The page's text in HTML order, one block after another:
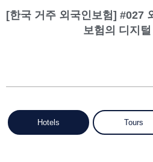
[한국 거주 외국인보험] #027
보험의 디지
Hotels Tours